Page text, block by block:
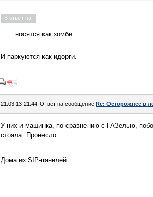
В ответ на:
..носятся как зомби
И паркуются как идорги.
21.03.13 21:44 Ответ на сообщение Re: Осторожнее в
У них и машинка, по сравнению с ГАЗелью,
стояла. Пронесло...
Дома из SIP-панелей.